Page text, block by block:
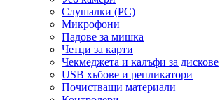
Слушалки (PC)
Микрофони
Падове за мишка
Четци за карти
Чекмеджета и калъфи за дискове
USB хъбове и репликатори
Почистващи материали